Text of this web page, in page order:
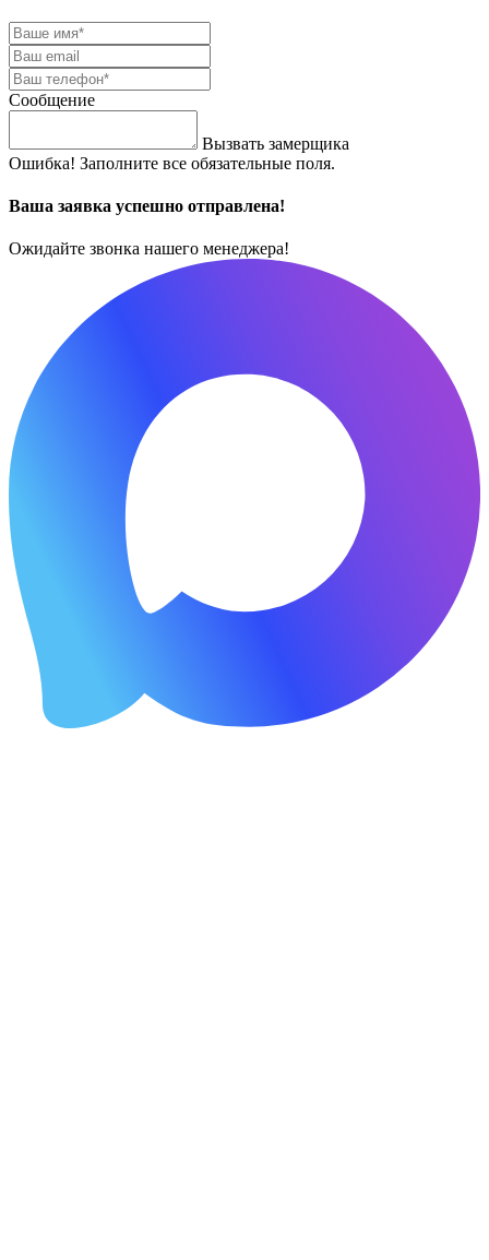
Сообщение
Вызвать замерщика
Ошибка! Заполните все обязательные поля.
Ваша заявка успешно отправлена!
Ожидайте звонка нашего менеджера!